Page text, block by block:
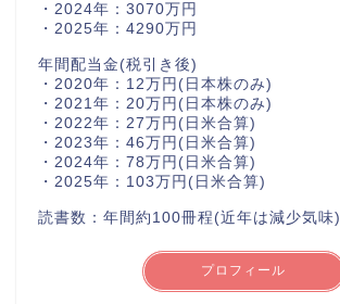
・2024年：3070万円
・2025年：4290万円
年間配当金(税引き後)
・2020年：12万円(日本株のみ)
・2021年：20万円(日本株のみ)
・2022年：27万円(日米合算)
・2023年：46万円(日米合算)
・2024年：78万円(日米合算)
・2025年：103万円(日米合算)
読書数：年間約100冊程(近年は減少気味)
プロフィール